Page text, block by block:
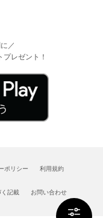
／
レゼント！
ポリシー 利用規約
記載 お問い合わせ